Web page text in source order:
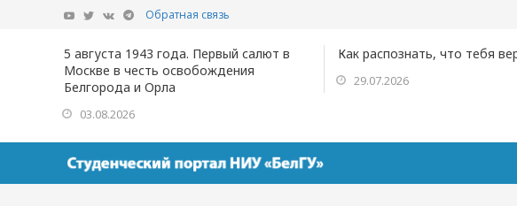
Обратная связь
5 августа 1943 года. Первый салют в
Москве в честь освобождения
Белгорода и Орла
03.08.2026
Как распознать, что тебя
29.07.2026